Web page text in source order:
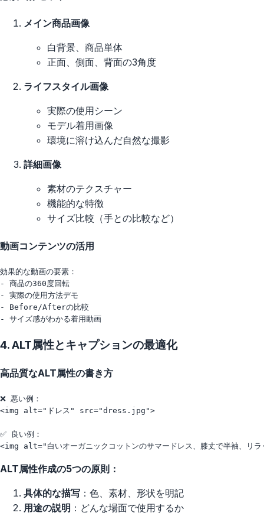
メイン商品画像
白背景、商品単体
正面、側面、背面の3角度
ライフスタイル画像
実際の使用シーン
モデル着用画像
環境に溶け込んだ自然な撮影
詳細画像
素材のテクスチャー
機能的な特徴
サイズ比較（手との比較など）
動画コンテンツの活用
効果的な動画の要素：
- 商品の360度回転
- 実際の使用方法デモ
- Before/Afterの比較
4. ALT属性とキャプションの最適化
高品質なALT属性の書き方
❌ 悪い例：
<img alt="ドレス" src="dress.jpg">
✅ 良い例：
ALT属性作成の5つの原則：
具体的な描写 ：色、素材、形状を明記
用途の説明 ：どんな場面で使用するか